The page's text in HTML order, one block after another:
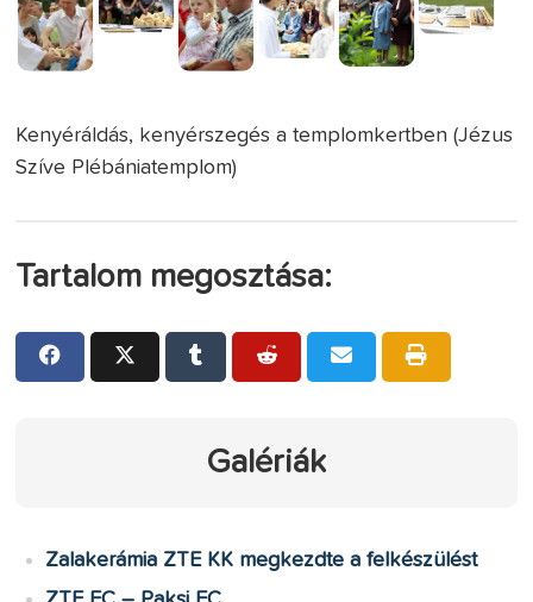
Kenyéráldás, kenyérszegés a templomkertben (Jézus
Szíve Plébániatemplom)
Tartalom megosztása:
Galériák
Zalakerámia ZTE KK megkezdte a felkészülést